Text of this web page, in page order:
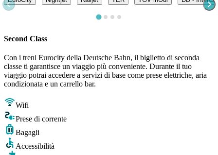
Second Class
Con i treni Eurocity della Deutsche Bahn, il biglietto di seconda
classe ti garantisce un viaggio più conveniente. Durante il tuo
viaggio potrai accedere a servizi di base come prese elettriche, aria
condizionata e un carrello bar.
Wifi
Prese di corrente
Bagagli
Accessibilità